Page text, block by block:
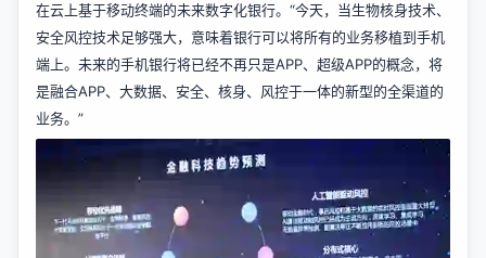
在云上基于移动终端的未来数字化银行。“今天，当生物核身技术、
安全风控技术足够强大，意味着银行可以将所有的业务移植到手机
端上。未来的手机银行将已经不再只是APP、超级APP的概念，将
是融合APP、大数据、安全、核身、风控于一体的新型的全渠道的
业务。”